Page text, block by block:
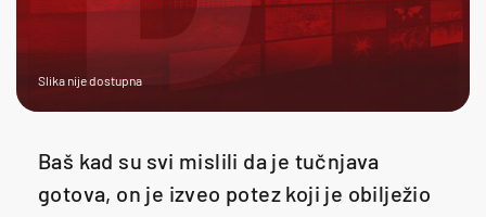
Slika nije dostupna
Baš kad su svi mislili da je tučnjava
gotova, on je izveo potez koji je obilježio